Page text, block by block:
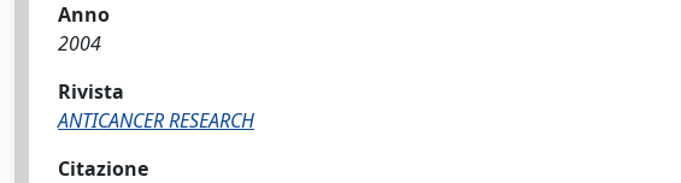
Anno
2004
Rivista
ANTICANCER RESEARCH
Citazione